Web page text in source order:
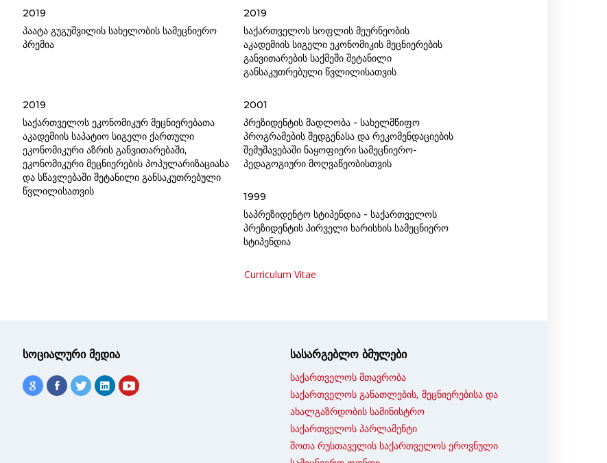
2019
პაატა გუგუშვილის სახელობის სამეცნიერო
პრემია
2019
საქართველოს სოფლის მეურნეობის
აკადემიის სიგელი ეკონომიკის მეცნიერების
განვითარების საქმეში შეტანილი
განსაკუთრებული წვლილისათვის
2019
საქართველოს ეკონომიკურ მეცნიერებათა
აკადემიის საპატიო სიგელი ქართული
ეკონომიკური აზრის განვითარებაში,
ეკონომიკური მეცნიერების პოპულარიზაციასა
და სწავლებაში შეტანილი განსაკუთრებული
წვლილისათვის
2001
პრეზიდენტის მადლობა - სახელმწიფო
პროგრამების შედგენასა და რეკომენდაციების
შემუშავებაში ნაყოფიერი სამეცნიერო-
პედაგოგიური მოღვაწეობისთვის
1999
საპრეზიდენტო სტიპენდია - საქართველოს
პრეზიდენტის პირველი ხარისხის სამეცნიერო
სტიპენდია
Curriculum Vitae
სოციალური მედია
სასარგებლო ბმულები
საქართველოს მთავრობა
საქართველოს განათლების, მეცნიერებისა და
ახალგაზრდობის სამინისტრო
საქართველოს პარლამენტი
შოთა რუსთაველის საქართველოს ეროვნული